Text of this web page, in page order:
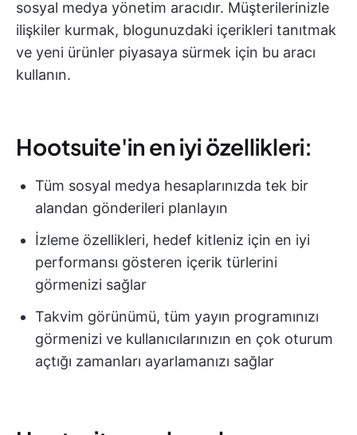
sosyal medya yönetim aracıdır. Müşterilerinizle
ilişkiler kurmak, blogunuzdaki içerikleri tanıtmak
ve yeni ürünler piyasaya sürmek için bu aracı
kullanın.
Hootsuite'in en iyi özellikleri:
Tüm sosyal medya hesaplarınızda tek bir
alandan gönderileri planlayın
İzleme özellikleri, hedef kitleniz için en iyi
performansı gösteren içerik türlerini
görmenizi sağlar
Takvim görünümü, tüm yayın programınızı
görmenizi ve kullanıcılarınızın en çok oturum
açtığı zamanları ayarlamanızı sağlar